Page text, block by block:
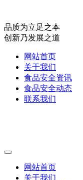
品质为立足之本
创新乃发展之道
网站首页
关于我们
食品安全资讯
食品安全动态
联系我们
网站首页
关于我们